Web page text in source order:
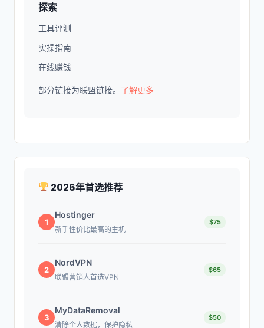
探索
工具评测
实操指南
在线赚钱
部分链接为联盟链接。 了解更多
2026年首选推荐
1
Hostinger
新手性价比最高的主机
$75
2
NordVPN
联盟营销人首选VPN
$65
3
MyDataRemoval
清除个人数据，保护隐私
$50